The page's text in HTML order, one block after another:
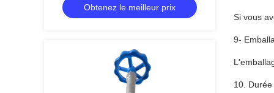
comprise entre -196 °C et +80 °C
Obtenez le meilleur prix
Si vous
9-
10.